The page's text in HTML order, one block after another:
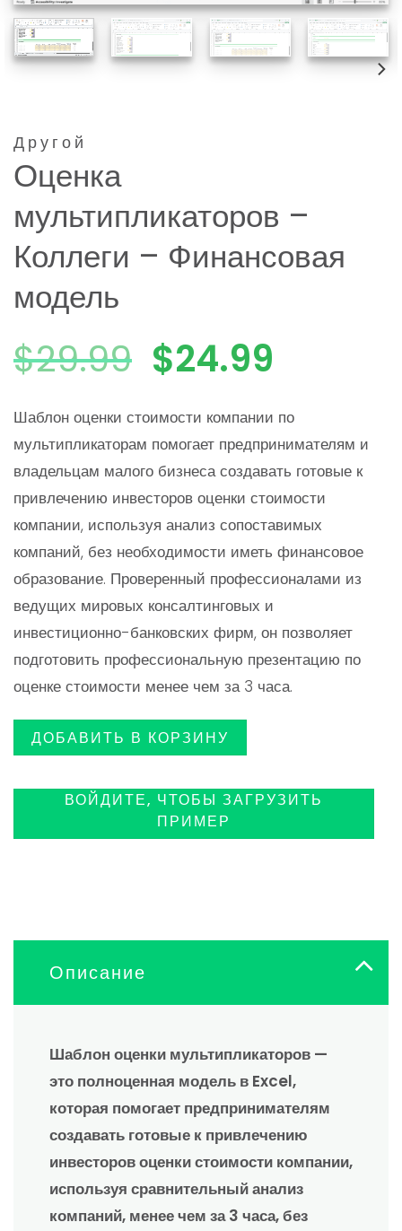
Другой
Оценка
мультипликаторов –
Коллеги – Финансовая
модель
$29.99
цена
была:
$29.99.
$24.99
цена:
Шаблон оценки стоимости компании по
мультипликаторам помогает предпринимателям и
владельцам малого бизнеса создавать готовые к
привлечению инвесторов оценки стоимости
компании, используя анализ сопоставимых
компаний, без необходимости иметь финансовое
образование. Проверенный профессионалами из
ведущих мировых консалтинговых и
инвестиционно-банковских фирм, он позволяет
подготовить профессиональную презентацию по
оценке стоимости менее чем за 3 часа.
ДОБАВИТЬ В КОРЗИНУ
ВОЙДИТЕ, ЧТОБЫ ЗАГРУЗИТЬ
ПРИМЕР
Описание
Шаблон оценки мультипликаторов —
это полноценная модель в Excel,
которая помогает предпринимателям
создавать готовые к привлечению
инвесторов оценки стоимости компании,
используя сравнительный анализ
компаний, менее чем за 3 часа, без